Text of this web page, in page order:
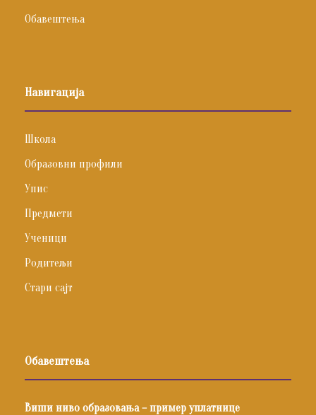
Обавештења
Навигација
Школа
Образовни профили
Упис
Предмети
Ученици
Родитељи
Стари сајт
Обавештења
Виши ниво образовања – пример уплатнице